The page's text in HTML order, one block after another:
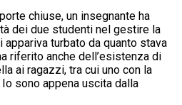
chiuse, un insegnante ha
dei due studenti nel gestire la
turbato da quanto stava
riferito anche dell’esistenza di
ai ragazzi, tra cui uno con la
sono appena uscita dalla